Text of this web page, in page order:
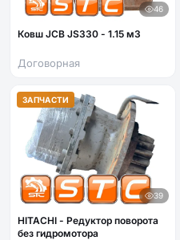
46
Ковш JСB JS330 - 1.15 м3
Договорная
ЗАПЧАСТИ
39
HITACHI - Редуктор поворота
без гидромотора